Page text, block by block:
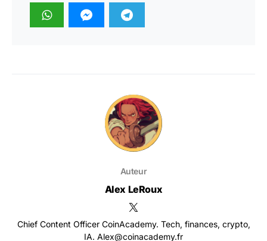
Auteur
Alex LeRoux
Chief Content Officer CoinAcademy. Tech, finances, crypto,
IA. Alex@coinacademy.fr